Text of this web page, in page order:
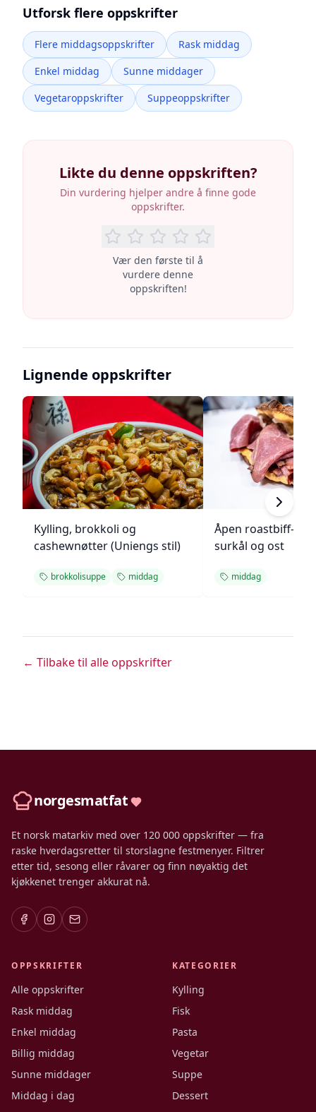
Utforsk flere oppskrifter
Flere middagsoppskrifter
Rask middag
Enkel middag
Sunne middager
Vegetaroppskrifter
Suppeoppskrifter
Likte du denne oppskriften?
Din vurdering hjelper andre å finne gode
oppskrifter.
Vær den første til å
vurdere denne
oppskriften!
Lignende oppskrifter
Kylling, brokkoli og
cashewnøtter (Uniengs stil)
brokkolisuppe middag
Åpen roastbiff-
surkål og ost
middag
← Tilbake til alle oppskrifter
norgesmatfat
Et norsk matarkiv med over 120 000 oppskrifter — fra
raske hverdagsretter til storslagne festmenyer. Filtrer
etter tid, sesong eller råvarer og finn nøyaktig det
kjøkkenet trenger akkurat nå.
OPPSKRIFTER
Alle oppskrifter
Rask middag
Enkel middag
Billig middag
Sunne middager
Middag i dag
KATEGORIER
Kylling
Fisk
Pasta
Vegetar
Suppe
Dessert